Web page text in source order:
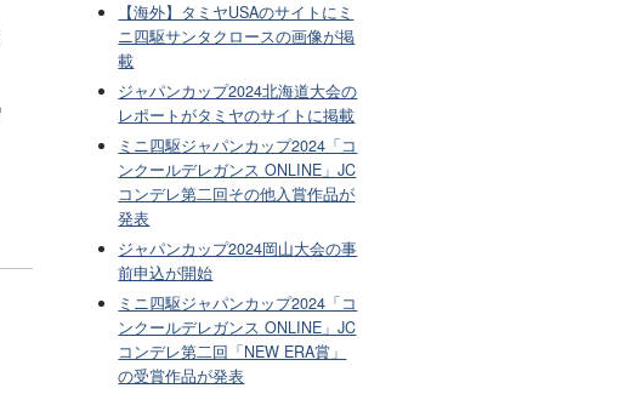
【海外】タミヤUSAのサイトにミ
ニ四駆サンタクロースの画像が掲
載
ジャパンカップ2024北海道大会の
レポートがタミヤのサイトに掲載
ミニ四駆ジャパンカップ2024「コ
ンクールデレガンス ONLINE」JC
コンデレ第二回その他入賞作品が
発表
ジャパンカップ2024岡山大会の事
前申込が開始
ミニ四駆ジャパンカップ2024「コ
ンクールデレガンス ONLINE」JC
コンデレ第二回「NEW ERA賞」
の受賞作品が発表